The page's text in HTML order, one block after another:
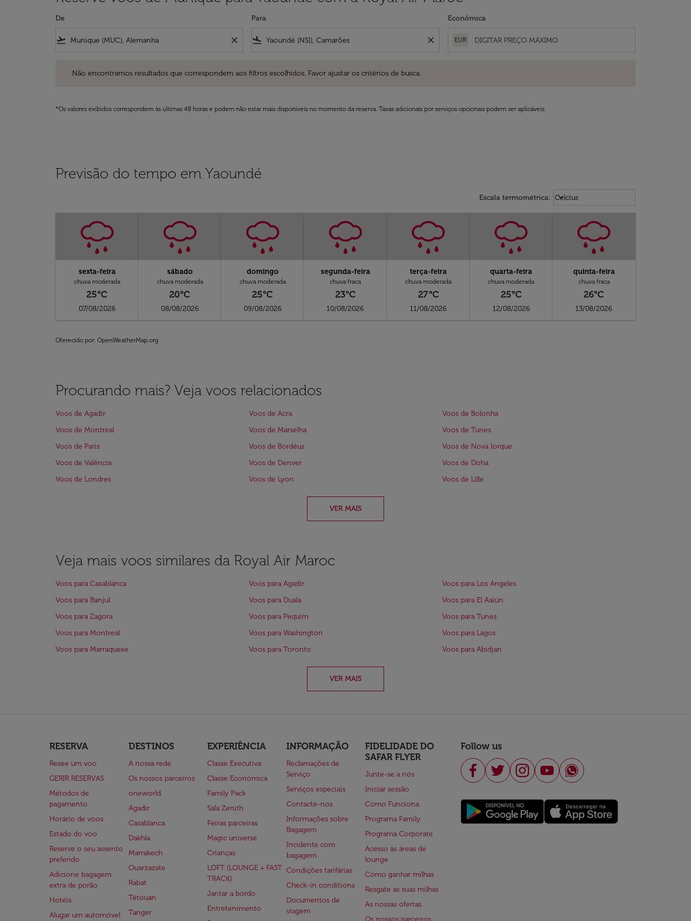
De
flight_takeoff close
Para
flight_land close
Econômica
EUR
Não encontramos resultados que correspondem aos filtros escolhidos. Favor ajustar os critérios de busca.
*Os valores exibidos correspondem às últimas 48 horas e podem não estar mais disponíveis no momento da reserva. Taxas adicionais por serviços opcionais podem ser aplicáveis.
Previsão do tempo em Yaoundé
Escala termométrica: Weather unit option Celcius
Celcius
keyboard_arrow_down
sexta-feira
chuva moderada
25°C
07/08/2026
sábado
chuva moderada
20°C
08/08/2026
domingo
chuva moderada
25°C
09/08/2026
segunda-feira
chuva fraca
23°C
10/08/2026
terça-feira
chuva moderada
27°C
11/08/2026
quarta-feira
chuva moderada
25°C
12/08/2026
quinta-feira
chuva fraca
26°C
13/08/2026
Oferecido por: OpenWeatherMap.org
Procurando mais? Veja voos relacionados
Voos de Agadir Voos de Acra
Voos de Bolonha
Voos de Montreal
Voos de Marselha
Voos de Tunes
Voos de Paris
Voos de Bordéus
Voos de Nova Iorque
Voos de Valência
Voos de Denver
Voos de Doha
Voos de Londres
Voos de Lyon Voos de Lille
VER MAIS
Veja mais voos similares da Royal Air Maroc
Voos para Casablanca Voos para Agadir
Voos para Los Angeles
Voos para Banjul
Voos para Duala
Voos para El Aaiún
Voos para Zagora
Voos para Pequim
Voos para Tunes
Voos para Montreal
Voos para Washington
Voos para Lagos
Voos para Marraquexe
Voos para Toronto Voos para Abidjan
VER MAIS
RESERVA
Resee um voo
GERIR RESERVAS
Métodos de
pagamento
Horário de voos
Estado do voo
Reserve o seu assento
preferido
Adicione bagagem
extra de porão
Hotéis
Alugar um automóvel
DESTINOS
A nossa rede
Os nossos parceiros
oneworld
Agadir
Casablanca
Dakhla
Marrakech
Ouarzazate
Rabat
Tétouan
Tanger
EXPERIÊNCIA
Classe Executiva
Classe Económica
Family Pack
Sala Zenith
Feiras parceiras
Magic universe
Crianças
LOFT (LOUNGE + FAST
TRACK)
Jantar a bordo
Entretenimento
INFORMAÇÃO
Reclamações de
Serviço
Serviços especiais
Contacte-nos
Informações sobre
Bagagem
Incidente com
bagagem
Condições tarifárias
Check-in conditions
Documentos de
viagem
FIDELIDADE DO
SAFAR FLYER
Junte-se a nós
Iniciar sessão
Como Funciona
Programa Family
Programa Corporate
Acesso às áreas de
lounge
Como ganhar milhas
Resgate as suas milhas
As nossas ofertas
Os nossos parceiros
Follow us